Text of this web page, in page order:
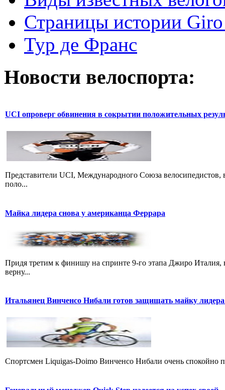
Страницы истории
Тур де Франс
Новости велоспорта:
UCI опроверг обвинения в сокрытии положительных
Представители UCI, Международного Союза
поло...
Майка лидера снова у американца Феррара
Придя третим к финишу на спринте 9-го этапа Джиро
верну...
Итальянец Винченсо Нибали готов защищать майку
Cпортсмен Liquigas-Doimo Винченсо Нибали очень спокойно